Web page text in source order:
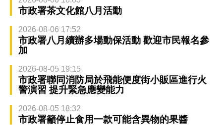
市政署茶文化館八月活動
2026-08-06 17:52
市政署八月續辦多場動保活動 歡迎市民報名參
加
2026-08-05 19:15
市政署聯同消防局於飛能便度街小販區進行火
警演習 提升緊急應變能力
2026-08-05 18:32
市政署籲停止食用一款可能含異物的果醬